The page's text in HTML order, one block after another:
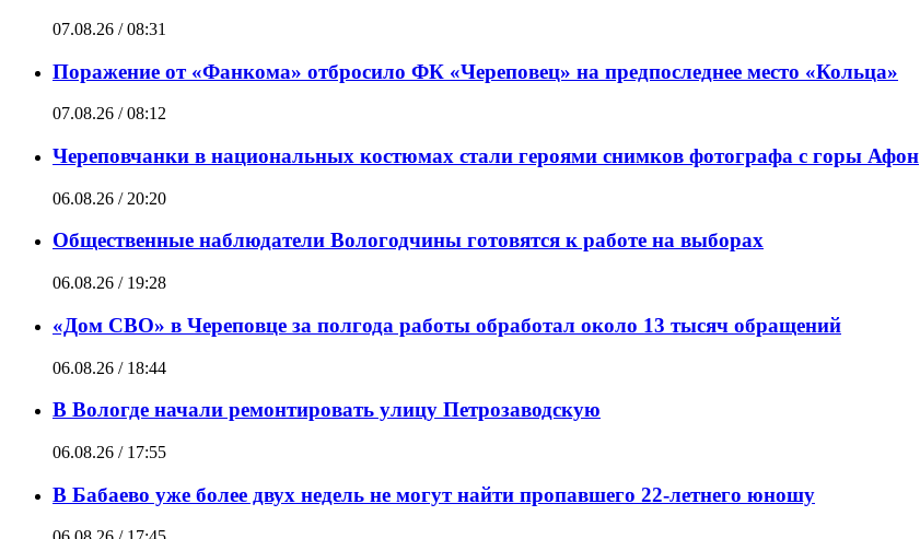
07.08.26 / 08:31
Поражение от «Фанкома» отбросило ФК «Череповец» на предпоследнее место «Кольца»
07.08.26 / 08:12
Череповчанки в национальных костюмах стали героями снимков фотографа с горы Афон
06.08.26 / 20:20
Общественные наблюдатели Вологодчины готовятся к работе на выборах
06.08.26 / 19:28
«Дом СВО» в Череповце за полгода работы обработал около 13 тысяч обращений
06.08.26 / 18:44
В Вологде начали ремонтировать улицу Петрозаводскую
06.08.26 / 17:55
В Бабаево уже более двух недель не могут найти пропавшего 22-летнего юношу